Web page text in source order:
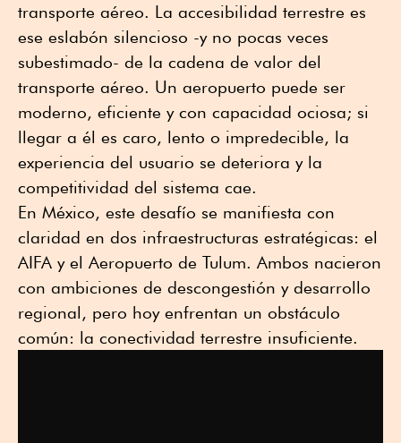
transporte aéreo. La accesibilidad terrestre es
ese eslabón silencioso -y no pocas veces
subestimado- de la cadena de valor del
transporte aéreo. Un aeropuerto puede ser
moderno, eficiente y con capacidad ociosa; si
llegar a él es caro, lento o impredecible, la
experiencia del usuario se deteriora y la
competitividad del sistema cae.
En México, este desafío se manifiesta con
claridad en dos infraestructuras estratégicas: el
AIFA y el Aeropuerto de Tulum. Ambos nacieron
con ambiciones de descongestión y desarrollo
regional, pero hoy enfrentan un obstáculo
común: la conectividad terrestre insuficiente.